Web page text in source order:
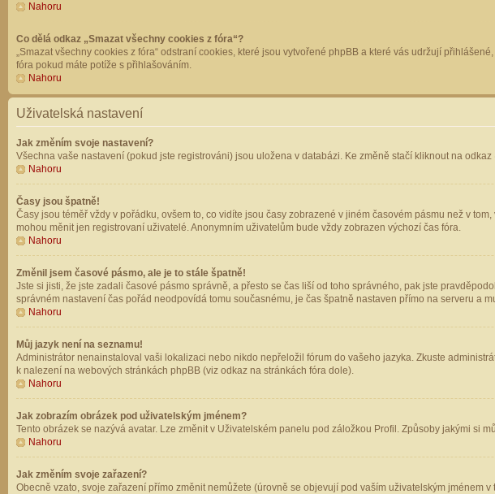
Nahoru
Co dělá odkaz „Smazat všechny cookies z fóra“?
„Smazat všechny cookies z fóra“ odstraní cookies, které jsou vytvořené phpBB a které vás udržují
fóra pokud máte potíže s přihlašováním.
Nahoru
Uživatelská nastavení
Jak změním svoje nastavení?
Všechna vaše nastavení (pokud jste registrováni) jsou uložena v databázi. Ke změně stačí kliknout na odkaz
Nahoru
Časy jsou špatně!
Časy jsou téměř vždy v pořádku, ovšem to, co vidíte jsou časy zobrazené v jiném časovém pásmu než v
mohou měnit jen registrovaní uživatelé. Anonymním uživatelům bude vždy zobrazen výchozí čas fóra.
Nahoru
Změnil jsem časové pásmo, ale je to stále špatně!
Jste si jisti, že jste zadali časové pásmo správně, a přesto se čas liší od toho správného, pak jste
správném nastavení čas pořád neodpovídá tomu současnému, je čas špatně nastaven přímo na serveru a
Nahoru
Můj jazyk není na seznamu!
Administrátor nenainstaloval vaši lokalizaci nebo nikdo nepřeložil fórum do vašeho jazyka. Zkuste
k nalezení na webových stránkách phpBB (viz odkaz na stránkách fóra dole).
Nahoru
Jak zobrazím obrázek pod uživatelským jménem?
Tento obrázek se nazývá avatar. Lze změnit v Uživatelském panelu pod záložkou Profil. Způsoby jakými si
Nahoru
Jak změním svoje zařazení?
Obecně vzato, svoje zařazení přímo změnit nemůžete (úrovně se objevují pod vaším uživatelským